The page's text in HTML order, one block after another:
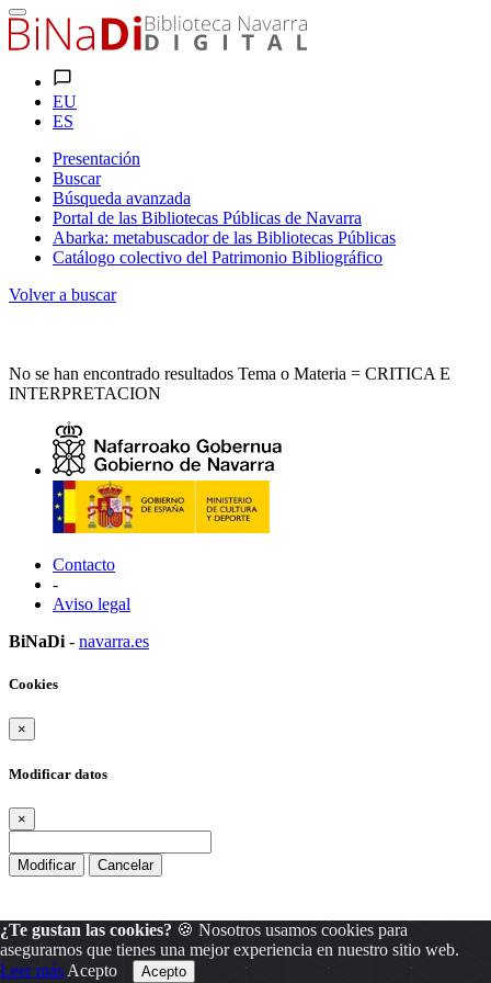
EU
ES
Presentación
Buscar
Búsqueda avanzada
Portal de las Bibliotecas Públicas de Navarra
Abarka: metabuscador de las Bibliotecas Públicas
Catálogo colectivo del Patrimonio Bibliográfico
Volver a buscar
No se han encontrado resultados Tema o Materia = CRITICA E
INTERPRETACION
Contacto
-
Aviso legal
BiNaDi - navarra.es
¿Te gustan las cookies? 🍪 Nosotros usamos cookies para
asegurarnos que tienes una mejor experiencia en nuestro sitio web.
Leer más Acepto
Cookies
×
Modificar datos
×
Modificar Cancelar